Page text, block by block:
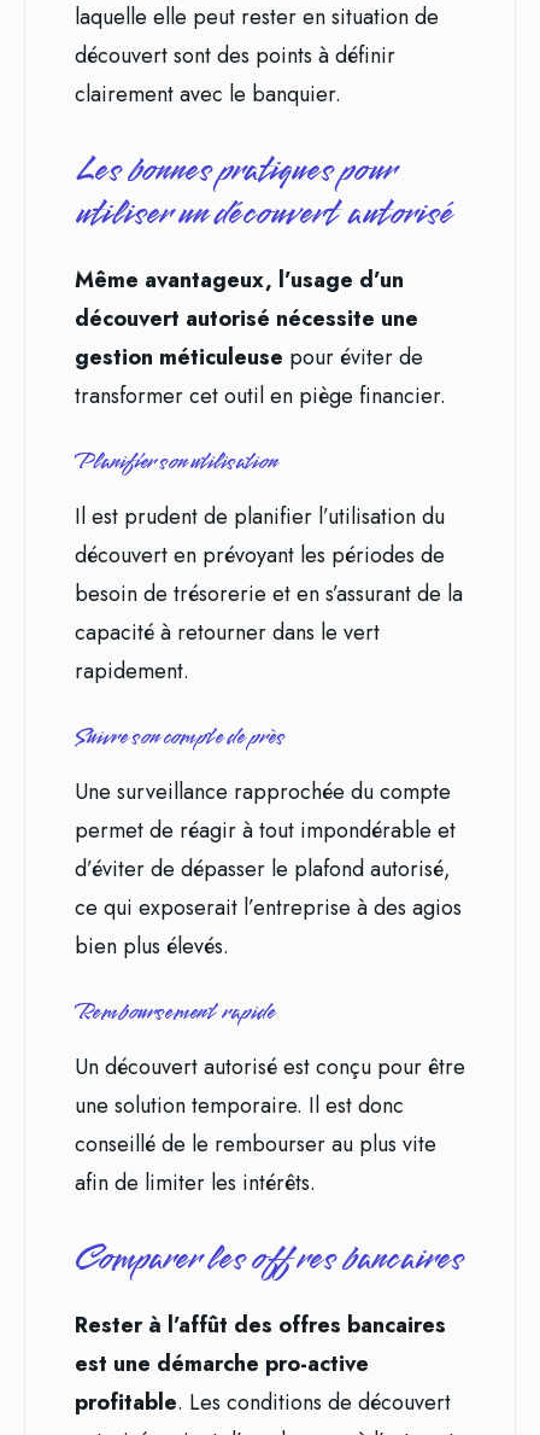
laquelle elle peut rester en situation de
découvert sont des points à définir
clairement avec le banquier.
Les bonnes pratiques pour
utiliser un découvert autorisé
Même avantageux, l’usage d’un
découvert autorisé nécessite une
gestion méticuleuse pour éviter de
transformer cet outil en piège financier.
Planifier son utilisation
Il est prudent de planifier l’utilisation du
découvert en prévoyant les périodes de
besoin de trésorerie et en s’assurant de la
capacité à retourner dans le vert
rapidement.
Suivre son compte de près
Une surveillance rapprochée du compte
permet de réagir à tout impondérable et
d’éviter de dépasser le plafond autorisé,
ce qui exposerait l’entreprise à des agios
bien plus élevés.
Remboursement rapide
Un découvert autorisé est conçu pour être
une solution temporaire. Il est donc
conseillé de le rembourser au plus vite
afin de limiter les intérêts.
Comparer les offres bancaires
Rester à l’affût des offres bancaires
est une démarche pro-active
profitable. Les conditions de découvert